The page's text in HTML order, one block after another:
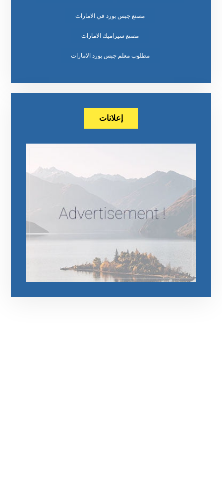
مصنع جبس بورد في الامارات
مصنع سيراميك الامارات
مطلوب معلم جبس بورد الامارات
إعلانات